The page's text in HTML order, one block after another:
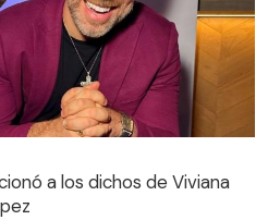
a los dichos de Viviana